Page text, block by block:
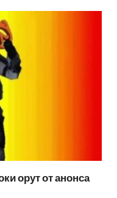
орут от анонса